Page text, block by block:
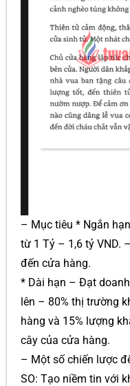
– Mục tiêu * Ngắn
từ 1 Tỷ – 1,6 tỷ VND.
đến cửa hàng.
* Dài hạn – Đạt
lên – 80% thị trường
hàng và 15% lượng
cây của cửa hàng.
– Một số chiến lược
SO: Tạo niềm tin với